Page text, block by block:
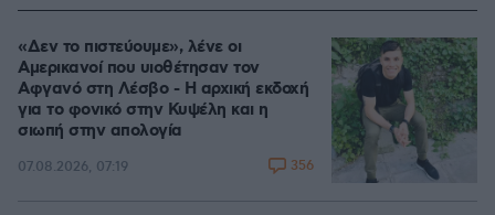
«Δεν το πιστεύουμε», λένε οι
Αμερικανοί που υιοθέτησαν τον
Αφγανό στη Λέσβο - Η αρχική εκδοχή
για το φονικό στην Κυψέλη και η
σιωπή στην απολογία
07.08.2026, 07:19 356